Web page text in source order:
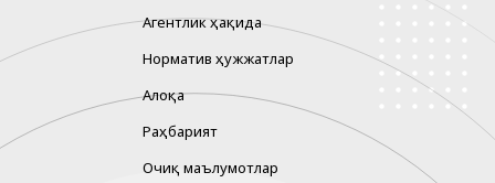
Агентлик ҳақида
Норматив ҳужжатлар
Алоқа
Раҳбарият
Очиқ маълумотлар